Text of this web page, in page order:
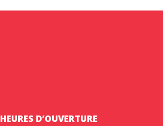
HEURES D’OUVERTURE